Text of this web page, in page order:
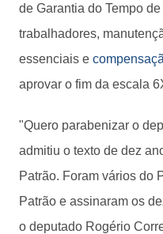
de Garantia do Tempo
trabalhadores,
essenciais e
aprovar o fim da escala
"Quero parabenizar o
admitiu o texto de dez
Patrão. Foram vários do
Patrão e assinaram os
o deputado Rogério